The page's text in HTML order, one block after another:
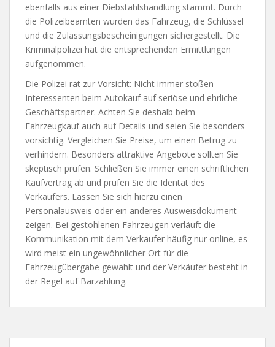
ebenfalls aus einer Diebstahlshandlung stammt. Durch
die Polizeibeamten wurden das Fahrzeug, die Schlüssel
und die Zulassungsbescheinigungen sichergestellt. Die
Kriminalpolizei hat die entsprechenden Ermittlungen
aufgenommen.
Die Polizei rät zur Vorsicht: Nicht immer stoßen
Interessenten beim Autokauf auf seriöse und ehrliche
Geschäftspartner. Achten Sie deshalb beim
Fahrzeugkauf auch auf Details und seien Sie besonders
vorsichtig. Vergleichen Sie Preise, um einen Betrug zu
verhindern. Besonders attraktive Angebote sollten Sie
skeptisch prüfen. Schließen Sie immer einen schriftlichen
Kaufvertrag ab und prüfen Sie die Identät des
Verkäufers. Lassen Sie sich hierzu einen
Personalausweis oder ein anderes Ausweisdokument
zeigen. Bei gestohlenen Fahrzeugen verläuft die
Kommunikation mit dem Verkäufer häufig nur online, es
wird meist ein ungewöhnlicher Ort für die
Fahrzeugübergabe gewählt und der Verkäufer besteht in
der Regel auf Barzahlung.